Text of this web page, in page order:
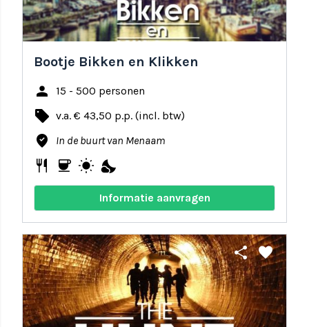
Bootje Bikken en Klikken
person 15 - 500 personen
local_offer v.a. € 43,50 p.p. (incl. btw)
where_to_vote In de buurt van Menaam
restaurant coffee wb_sunny nights_stay
Informatie aanvragen
share favorite